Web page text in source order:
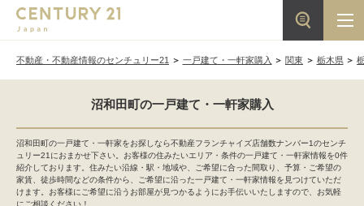
不動産・不動産情報のセンチュリー21 一戸建て・一軒家購入 関東 栃木県
沼和田町の一戸建て・一軒家購入
沼和田町の一戸建て・一軒家をお探しなら不動産フランチャイズ店舗数ナンバー1のセンチ
ュリー21におまかせ下さい。お客様の住みたいエリア・条件の一戸建て・一軒家情報を0件
紹介しております。住みたい沿線・駅・地域や、ご希望に合った間取り、予算・ご希望の
家賃、徒歩時間などの条件から、ご希望に沿った一戸建て・一軒家情報を見つけていただ
けます。お客様にご希望に沿うお部屋が見つかるようにお手伝いいたしますので、お気軽
にご相談ください！